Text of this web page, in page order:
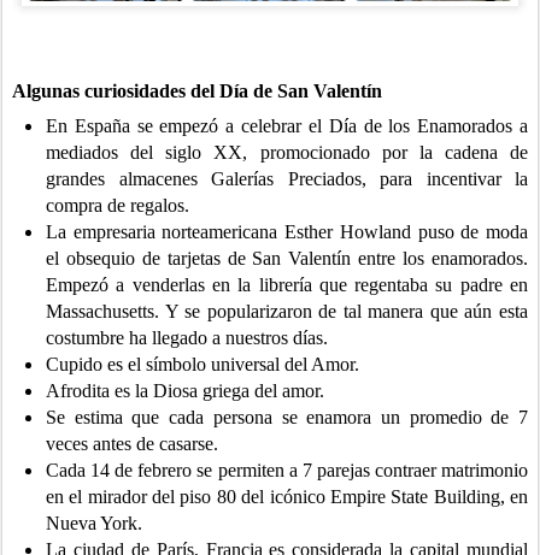
Algunas curiosidades del Día de San Valentín
En España se empezó a celebrar el Día de los Enamorados a
mediados del siglo XX, promocionado por la cadena de
grandes almacenes Galerías Preciados, para incentivar la
compra de regalos.
La empresaria norteamericana Esther Howland puso de moda
el obsequio de tarjetas de San Valentín entre los enamorados.
Empezó a venderlas en la librería que regentaba su padre en
Massachusetts. Y se popularizaron de tal manera que aún esta
costumbre ha llegado a nuestros días.
Cupido es el símbolo universal del Amor.
Afrodita es la Diosa griega del amor.
Se estima que cada persona se enamora un promedio de 7
veces antes de casarse.
Cada 14 de febrero se permiten a 7 parejas contraer matrimonio
en el mirador del piso 80 del icónico Empire State Building, en
Nueva York.
La ciudad de París, Francia es considerada la capital mundial